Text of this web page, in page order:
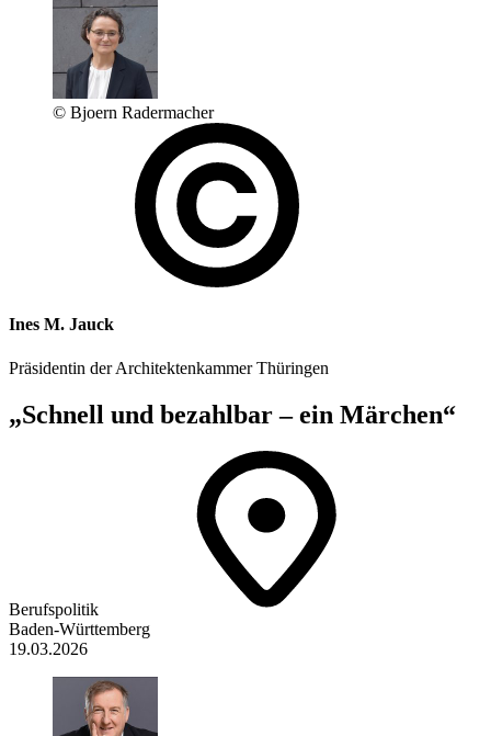
© Bjoern Radermacher
Ines M. Jauck
Präsidentin der Architektenkammer Thüringen
„Schnell und bezahlbar – ein Märchen“
Berufspolitik
Baden-Württemberg
19.03.2026